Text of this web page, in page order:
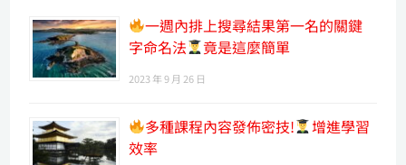
一週內排上搜尋結果第一名的關鍵
字命名法
竟是這麼簡單
2023 年 9 月 26 日
多種課程內容發佈密技!
增進學習
效率